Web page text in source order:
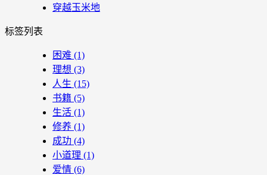
穿越玉米地
标签列表
困难 (1)
理想 (3)
人生 (15)
书籍 (5)
生活 (1)
修养 (1)
成功 (4)
小道理 (1)
爱情 (6)